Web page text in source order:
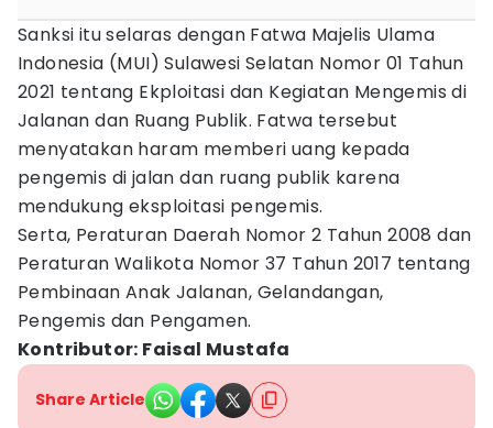
Sanksi itu selaras dengan Fatwa Majelis Ulama
Indonesia (MUI) Sulawesi Selatan Nomor 01 Tahun
2021 tentang Ekploitasi dan Kegiatan Mengemis di
Jalanan dan Ruang Publik. Fatwa tersebut
menyatakan haram memberi uang kepada
pengemis di jalan dan ruang publik karena
mendukung eksploitasi pengemis.
Serta, Peraturan Daerah Nomor 2 Tahun 2008 dan
Peraturan Walikota Nomor 37 Tahun 2017 tentang
Pembinaan Anak Jalanan, Gelandangan,
Pengemis dan Pengamen.
Kontributor: Faisal Mustafa
Share Article